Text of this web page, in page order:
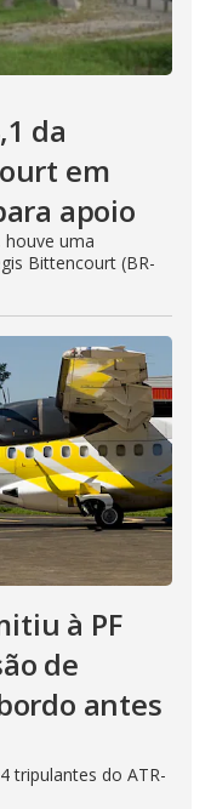
da
em
apoio
houve uma
Bittencourt (BR-
à PF
de
antes
tripulantes do ATR-